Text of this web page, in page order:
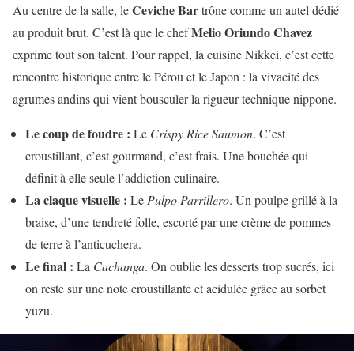
Au centre de la salle, leCeviche Bartrône comme un autel dédié
au produit brut. C’est là que le chefMelio Oriundo Chavez
exprime tout son talent. Pour rappel, la cuisine Nikkei, c’est cette
rencontre historique entre le Pérou et le Japon : la vivacité des
agrumes andins qui vient bousculer la rigueur technique nippone.
Le coup de foudre : Le Crispy Rice Saumon. C’est
croustillant, c’est gourmand, c’est frais. Une bouchée qui
définit à elle seule l’addiction culinaire.
La claque visuelle : LePulpo Parrillero. Un poulpe grillé à la
braise, d’une tendreté folle, escorté par une crème de pommes
de terre à l’anticuchera.
Le final : La Cachanga. On oublie les desserts trop sucrés, ici
on reste sur une note croustillante et acidulée grâce au sorbet
yuzu.